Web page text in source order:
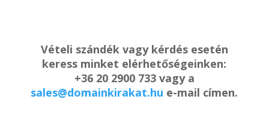
Vételi szándék vagy kérdés esetén
keress minket elérhetőségeinken:
+36 20 2900 733 vagy a
sales@domainkirakat.hu e-mail címen.